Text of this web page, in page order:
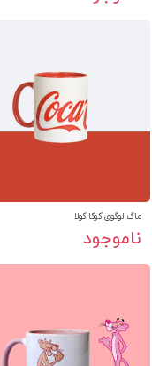
ماگ لوگوی کوکا کولا
ناموجود